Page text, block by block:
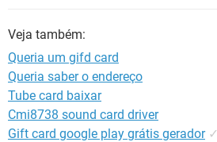
INSTAGRAM
GUIA DE COMPRAS
Veja também:
Queria um gifd card
Queria saber o endereço
Tube card baixar
Cmi8738 sound card driver
Gift card google play grátis gerador ✓